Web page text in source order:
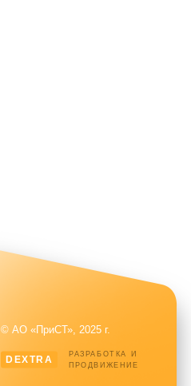
© АО «ПриСТ», 2025 г.
DEXTRA
РАЗРАБОТКА И
ПРОДВИЖЕНИЕ